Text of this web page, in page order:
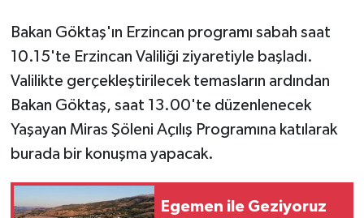
Bakan Göktaş'ın Erzincan programı sabah saat
10.15'te Erzincan Valiliği ziyaretiyle başladı.
Valilikte gerçekleştirilecek temasların ardından
Bakan Göktaş, saat 13.00'te düzenlenecek
Yaşayan Miras Şöleni Açılış Programına katılarak
burada bir konuşma yapacak.
Egemen ile Geziyoruz